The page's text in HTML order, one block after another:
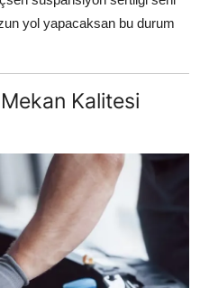
yol yapacaksan bu durum
Kalitesi